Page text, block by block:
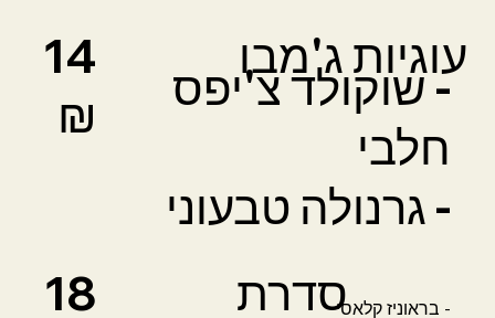
14
₪
- שוקולד צ'יפס
חלבי
- גרנולה טבעוני
עוגיות ג'מבו
- בראוניז קלאסי
18
סדרת